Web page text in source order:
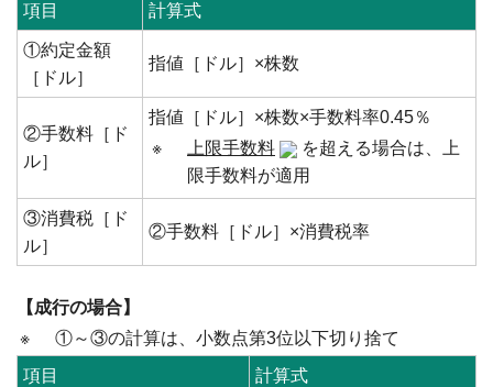
項目
計算式
①約定金額
［ドル］
指値［ドル］×株数
②手数料［ド
ル］
指値［ドル］×株数×手数料率0.45％
※
上限手数料
を超える場合は、上
限手数料が適用
③消費税［ド
ル］
②手数料［ドル］×消費税率
【成行の場合】
※
①～③の計算は、小数点第3位以下切り捨て
項目
計算式